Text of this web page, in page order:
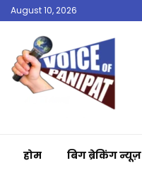
August 10, 2026
होम बिग ब्रेकिंग न्यूज़